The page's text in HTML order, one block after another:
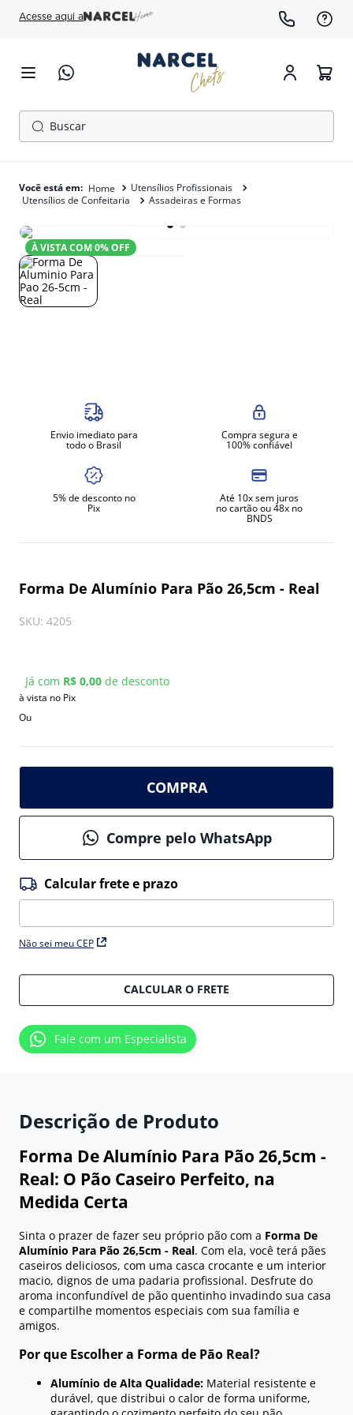
Acesse aqui a
Buscar
Utensílios Profissionais
Utensílios de Confeitaria
Assadeiras e Formas
À VISTA COM0% OFF
Envio imediato para
todo o Brasil
Compra segura e
100% confiável
5% de desconto no
Pix
Até 10x sem juros
no cartão ou 48x no
BNDS
Forma De Alumínio Para Pão 26,5cm - Real
SKU: 4205
Já com R$ 0,00 de desconto
à vista no Pix
Ou
COMPRA
Compre pelo WhatsApp
Não sei meu CEP
CALCULAR O FRETE
Fale com um Especialista
Descrição de Produto
Forma De Alumínio Para Pão 26,5cm -
Real: O Pão Caseiro Perfeito, na
Medida Certa
Sinta o prazer de fazer seu próprio pão com a Forma De
Alumínio Para Pão 26,5cm - Real. Com ela, você terá pães
caseiros deliciosos, com uma casca crocante e um interior
macio, dignos de uma padaria profissional. Desfrute do
aroma inconfundível de pão quentinho invadindo sua casa
e compartilhe momentos especiais com sua família e
amigos.
Por que Escolher a Forma de Pão Real?
Alumínio de Alta Qualidade: Material resistente e
durável, que distribui o calor de forma uniforme,
1º
cafeteira
3º
freezer
4º
forno
5º
gelopar
exaustor
fritadeira